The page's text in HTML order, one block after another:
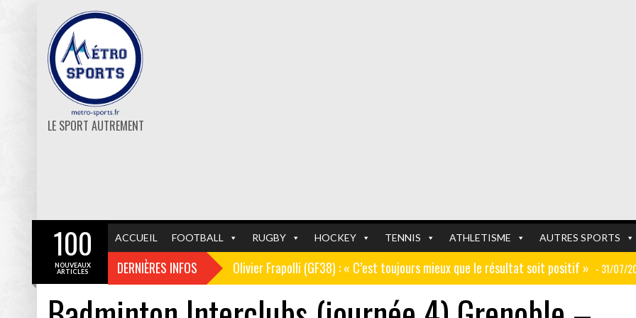
LE SPORT AUTREMENT
ACCUEIL FOOTBALL RUGBY HOCKEY TENNIS ATHLETISME AUTRES SPORTS
DERNIÈRES INFOS Olivier Frapolli (GF38) : « C’est toujours mieux que le résultat soit positif » - 31/07/
Christophe Pélissier (ex AJ Auxerre) : « Le travail dans les centres de formation est
100
NOUVEAUX
ARTICLES
GF38 FOOTBALL FOOTBALL